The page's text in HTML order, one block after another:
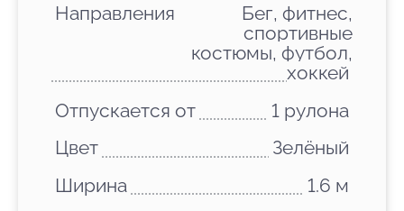
Направления
Бег, фитнес,
спортивные
костюмы, футбол,
хоккей
Отпускается от
1 рулона
Цвет
Зелёный
Ширина
1.6 м